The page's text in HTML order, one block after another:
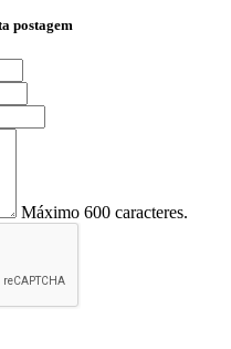
postagem
Máximo 600 caracteres.